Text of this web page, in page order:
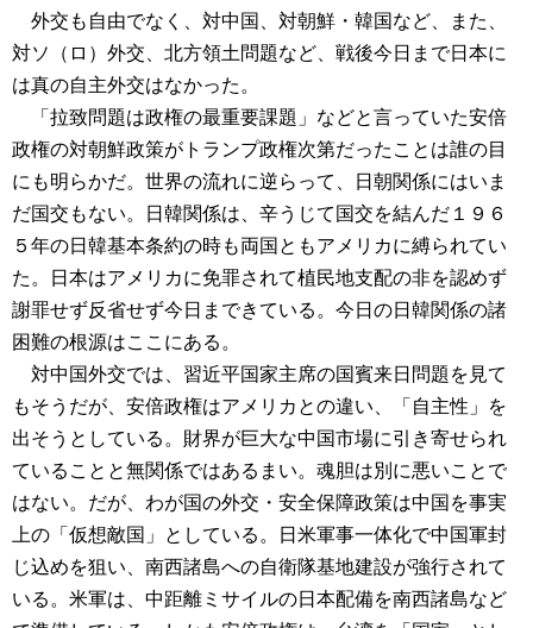
外交も自由でなく、対中国、対朝鮮・韓国など、また、
対ソ（ロ）外交、北方領土問題など、戦後今日まで日本に
は真の自主外交はなかった。
「拉致問題は政権の最重要課題」などと言っていた安倍
政権の対朝鮮政策がトランプ政権次第だったことは誰の目
にも明らかだ。世界の流れに逆らって、日朝関係にはいま
だ国交もない。日韓関係は、辛うじて国交を結んだ１９６
５年の日韓基本条約の時も両国ともアメリカに縛られてい
た。日本はアメリカに免罪されて植民地支配の非を認めず
謝罪せず反省せず今日まできている。今日の日韓関係の諸
困難の根源はここにある。
対中国外交では、習近平国家主席の国賓来日問題を見て
もそうだが、安倍政権はアメリカとの違い、「自主性」を
出そうとしている。財界が巨大な中国市場に引き寄せられ
ていることと無関係ではあるまい。魂胆は別に悪いことで
はない。だが、わが国の外交・安全保障政策は中国を事実
上の「仮想敵国」としている。日米軍事一体化で中国軍封
じ込めを狙い、南西諸島への自衛隊基地建設が強行されて
いる。米軍は、中距離ミサイルの日本配備を南西諸島など